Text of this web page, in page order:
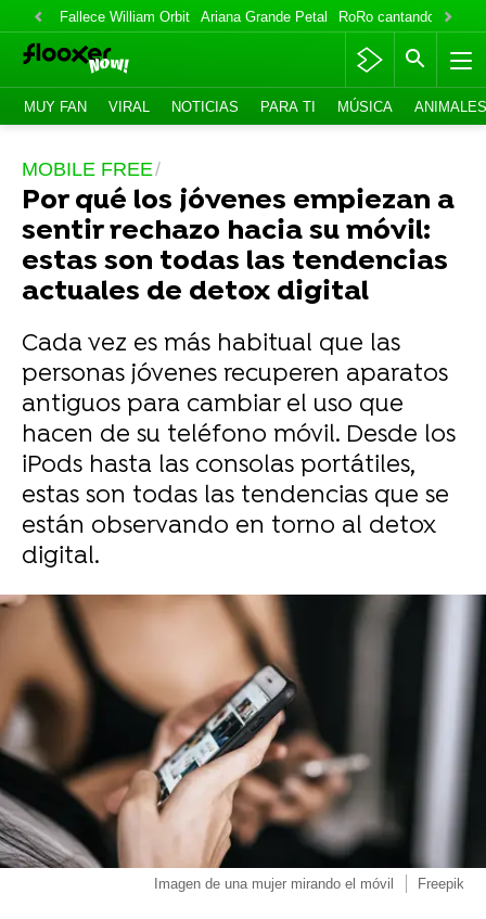
Fallece William Orbit Ariana Grande Petal RoRo cantando
MUY FAN VIRAL NOTICIAS PARA TI MÚSICA ANIMALES
MOBILE FREE
Por qué los jóvenes empiezan a
sentir rechazo hacia su móvil:
estas son todas las tendencias
actuales de detox digital
Cada vez es más habitual que las
personas jóvenes recuperen aparatos
antiguos para cambiar el uso que
hacen de su teléfono móvil. Desde los
iPods hasta las consolas portátiles,
estas son todas las tendencias que se
están observando en torno al detox
digital.
Imagen de una mujer mirando el móvil Freepik